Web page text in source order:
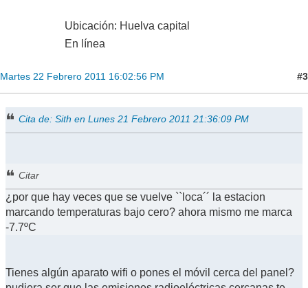
Ubicación: Huelva capital
En línea
Martes 22 Febrero 2011 16:02:56 PM #3
Cita de: Sith en Lunes 21 Febrero 2011 21:36:09 PM
Citar
¿por que hay veces que se vuelve ``loca´´ la estacion
marcando temperaturas bajo cero? ahora mismo me marca
-7.7ºC
Tienes algún aparato wifi o pones el móvil cerca del panel?